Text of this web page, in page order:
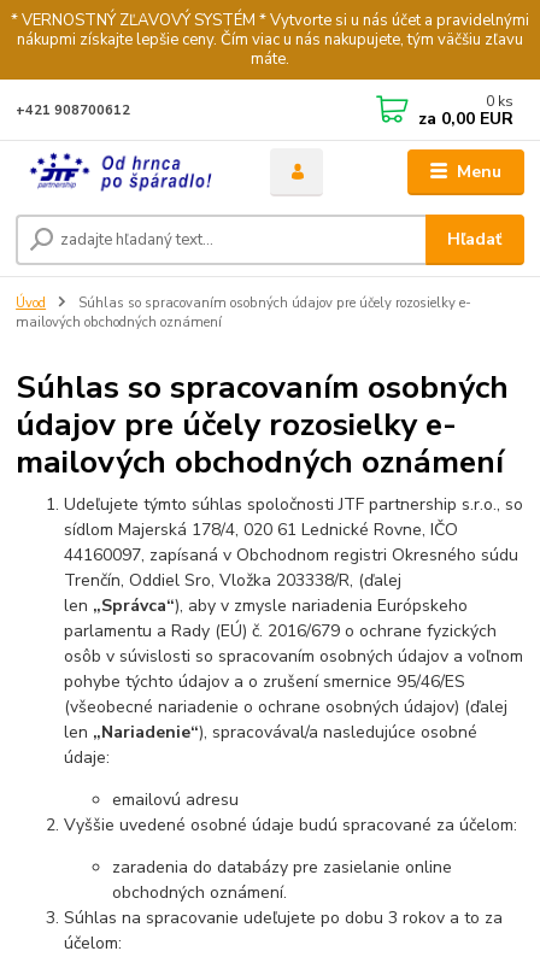
* VERNOSTNÝ ZĽAVOVÝ SYSTÉM * Vytvorte si u nás účet a pravidelnými
nákupmi získajte lepšie ceny. Čím viac u nás nakupujete, tým väčšiu zľavu
máte.
Menu
Hľadať
+421 908700612 0 ks
za 0,00 EUR
Úvod
Súhlas so spracovaním osobných údajov pre účely rozosielky e-
mailových obchodných oznámení
Súhlas so spracovaním osobných
údajov pre účely rozosielky e-
mailových obchodných oznámení
Udeľujete týmto súhlas spoločnosti JTF partnership s.r.o., so
sídlom Majerská 178/4, 020 61 Lednické Rovne, IČO
44160097, zapísaná v Obchodnom registri Okresného súdu
Trenčín, Oddiel Sro, Vložka 203338/R, (ďalej
len „Správca“), aby v zmysle nariadenia Európskeho
parlamentu a Rady (EÚ) č. 2016/679 o ochrane fyzických
osôb v súvislosti so spracovaním osobných údajov a voľnom
pohybe týchto údajov a o zrušení smernice 95/46/ES
(všeobecné nariadenie o ochrane osobných údajov) (ďalej
len „Nariadenie“), spracovával/a nasledujúce osobné
údaje:
emailovú adresu
Vyššie uvedené osobné údaje budú spracované za účelom:
zaradenia do databázy pre zasielanie online
obchodných oznámení.
Súhlas na spracovanie udeľujete po dobu3 rokov a to za
účelom: